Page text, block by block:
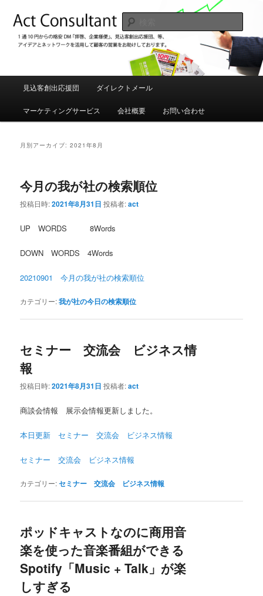
アクトコンサルタント 格安DM発
送、見込み客創出応援団
1通10円からの格安DM「拝啓、企業様便」、見込み客創出応援団などアイデ
アを駆使してお客様の売り上げUPをお手伝いしております。
索
メ
見込客創出応援団 ダイレクトメール
マーケティングサービス 会社概要 お問い合わせ
月別アーカイブ:2021年8月
今月の我が社の検索順位
投稿日時:2021年8月31日 投稿者:act
UP WORDS 8Words
DOWN WORDS 4Words
20210901 今月の我が社の検索順位
カテゴリー:我が社の今日の検索順位
セミナー 交流会 ビジネス情
報
投稿日時:2021年8月31日 投稿者:act
商談会情報 展示会情報更新しました。
本日更新 セミナー 交流会 ビジネス情報
セミナー 交流会 ビジネス情報
カテゴリー:セミナー 交流会 ビジネス情報
ポッドキャストなのに商用音
楽を使った音楽番組ができる
Spotify「Music + Talk」が楽
しすぎる